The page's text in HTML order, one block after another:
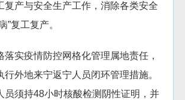
复产与安全生产工作，消除各类安全
”复工复产。
实疫情防控网格化管理属地责任，
行外地来宁返宁人员闭环管理措施。
员须持48小时核酸检测阴性证明，并